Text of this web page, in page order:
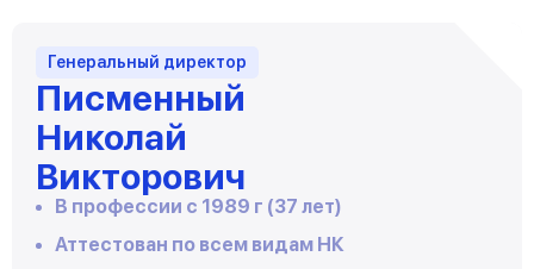
Генеральный директор
Писменный
Николай
Викторович
В профессии с 1989 г (37 лет)
Аттестован по всем видам НК